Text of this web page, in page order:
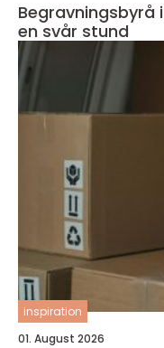
Begravningsbyrå
en svår stund
inspiration
01. August 2026